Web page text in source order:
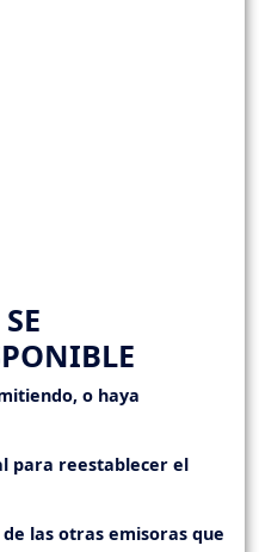
o haya
para reestablecer el
las otras emisoras que